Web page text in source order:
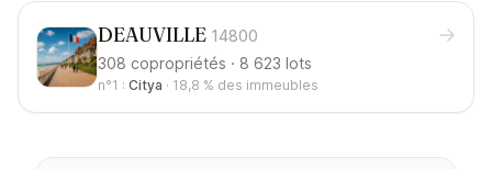
DEAUVILLE 14800
308 copropriétés · 8 623 lots
n°1 : Citya · 18,8 % des immeubles